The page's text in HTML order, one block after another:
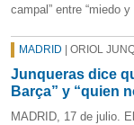
campal” entre “miedo y
MADRID | ORIOL
Junqueras dice
Barça” y “quien
MADRID, 17 de julio.